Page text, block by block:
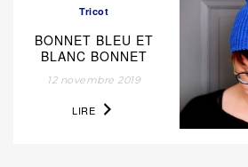
Tricot
BONNET BLEU ET
BLANC BONNET
12 novembre 2019
LIRE